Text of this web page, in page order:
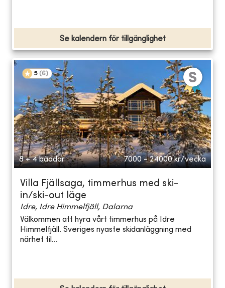
Se kalendern för tillgänglighet
5 (6)
8 + 4 bäddar 7000 - 24000 kr/vecka
Villa Fjällsaga, timmerhus med ski-
in/ski-out läge
Idre, Idre Himmelfjäll, Dalarna
Välkommen att hyra vårt timmerhus på Idre
Himmelfjäll. Sveriges nyaste skidanläggning med
närhet til...